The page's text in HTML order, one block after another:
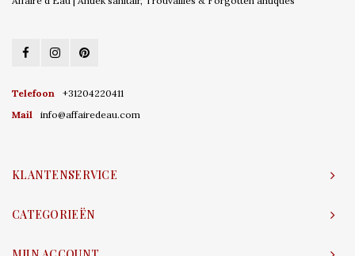
Telefoon
+31204220411
Mail
info@affairedeau.com
KLANTENSERVICE
CATEGORIEËN